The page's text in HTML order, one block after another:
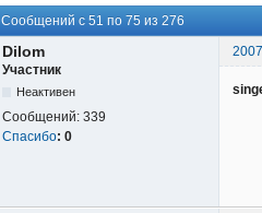
Сообщений с 51 по 75 из 276
Dilom
Участник
Неактивен
Сообщений: 339
Спасибо: 0